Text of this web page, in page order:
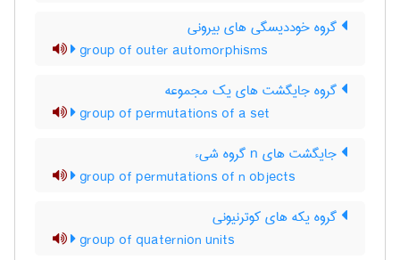
گروه خوددیسگی های بیرونی
group of outer automorphisms
گروه جایگشت های یک مجموعه
group of permutations of a set
جایگشت های n گروه شیء
group of permutations of n objects
گروه یکه های کوترنیونی
group of quaternion units